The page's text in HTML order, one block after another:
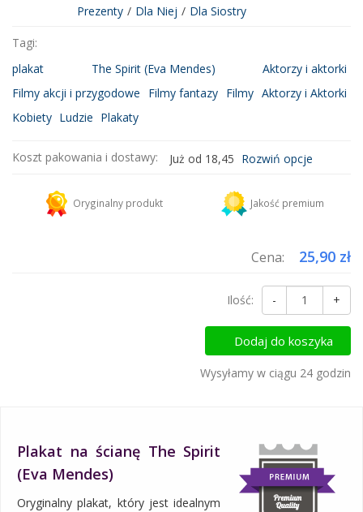
Prezenty / Dla Niej / Dla Siostry
Tagi:
plakat
The Spirit (Eva Mendes)
Aktorzy i aktorki
Filmy akcji i przygodowe
Filmy fantazy Filmy Aktorzy i Aktorki
Kobiety Ludzie Plakaty
Koszt pakowania i dostawy: Już od 18,45 Rozwiń opcje
Kurier DHL
Dodaj więcej produktów do koszyka i zapłać za wysyłkę tylko raz!
Oryginalny produkt Jakość premium
Cena: 25,90 zł
Dodaj do koszyka
Ilość: - +
Wysyłamy w ciągu 24 godzin
Plakat na ścianę The Spirit
(Eva Mendes)
Oryginalny plakat, który jest idealnym